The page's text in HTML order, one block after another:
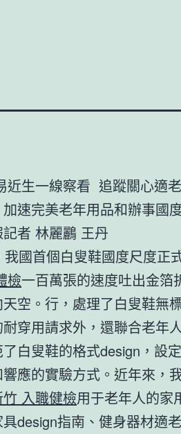
近生一線察看 追蹤關心適老
速完美老年用品和辦事國
者 林麗鸝 王丹
我國首個白叟鞋國度尺度正
檢一百萬張的速度吐出金箔
空。行，處理了白叟鞋無
穿用請求外，還聯合老年
白叟鞋的格式design，設
應的實驗方式。近年來，
竹 入職健檢用于老年人的家
design指南、健身器材適